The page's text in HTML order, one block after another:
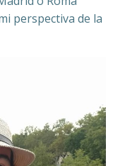
perspectiva de la